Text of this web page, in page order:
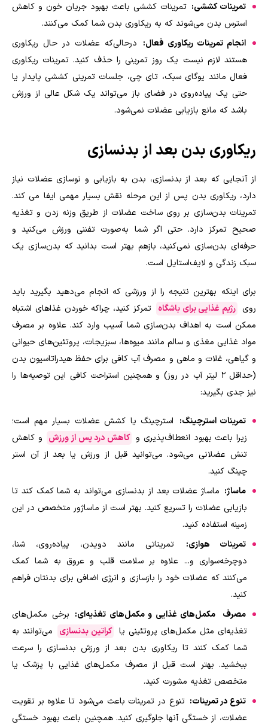
تمرینات کششی: تمرینات کششی باعث بهبود جریان خون و کاهش
استرس بدن می‌شوند که به ریکاوری بدن شما کمک می‌کنند.
انجام تمرینات ریکاوری فعال: درحالی‌که عضلات در حال ریکاوری
هستند لازم نیست یک روز تمرینی را حذف کنید. تمرینات ریکاوری
فعال مانند یوگای سبک، تای چی، جلسات تمرینی کششی پایدار یا
حتی یک پیاده‌روی در فضای باز می‌تواند یک شکل عالی از ورزش
باشد که مانع بازیابی عضلات نمی‌شود.
ریکاوری بدن بعد از بدنسازی
از آنجایی که بعد از بدنسازی، بدن به بازیابی و نوسازی عضلات نیاز
دارد، ریکاوری بدن پس از این مرحله نقش بسیار مهمی ایفا می کند.
تمرینات بدن‌سازی بر روی ساخت عضلات از طریق وزنه زدن و تغذیه
صحیح تمرکز دارد. حتی اگر شما به‌صورت تفننی ورزش می‌کنید و
حرفه‌ای بدن‌سازی نمی‌کنید، بازهم بهتر است بدانید که بدن‌سازی یک
سبک زندگی و لایف‌استایل است.
برای اینکه بهترین نتیجه را از ورزشی که انجام می‌دهید بگیرید باید
روی رژیم غذایی‌ برای باشگاه تمرکز کنید، چراکه خوردن غذاهای اشتباه
ممکن است به اهداف بدن‌سازی شما آسیب وارد کند. علاوه بر مصرف
مواد غذایی مغذی و سالم مانند میوه‌ها، سبزیجات، پروتئین‌های حیوانی
و گیاهی، غلات و ماهی و مصرف آب کافی برای حفظ هیدراتاسیون بدن
(حداقل ۲ لیتر آب در روز) و همچنین استراحت کافی این توصیه‌ها را
نیز جدی بگیرید:
تمرینات استرچینگ: استرچینگ یا کشش عضلات بسیار مهم است؛
زیرا باعث بهبود انعطاف‌پذیری و کاهش درد پس از ورزش و کاهش
تنش عضلانی می‌شود. می‌توانید قبل از ورزش یا بعد از آن استر
چینگ کنید.
ماساژ: ماساژ عضلات بعد از بدنسازی می‌تواند به شما کمک کند تا
بازیابی عضلات را تسریع کنید. بهتر است از ماساژور متخصص در این
زمینه استفاده کنید.
تمرینات هوازی:
تمریناتی مانند دویدن، پیاده‌روی، شنا،
دوچرخه‌سواری و... علاوه بر سلامت قلب و عروق به شما کمک
می‌کنند که عضلات خود را بازسازی و انرژی اضافی برای بدنتان فراهم
کنید.
مصرف
مکمل‌های غذایی و مکمل‌های تغذیه‌ای: برخی مکمل‌های
تغذیه‌ای مثل مکمل‌های پروتئینی یا کراتین بدنسازی
می‌توانند به
شما کمک کنند تا ریکاوری بدن بعد از ورزش بدنسازی را سرعت
ببخشید. بهتر است قبل از مصرف مکمل‌های غذایی با پزشک یا
متخصص تغذیه مشورت کنید.
تنوع در تمرینات: تنوع در تمرینات باعث می‌شود تا علاوه بر تقویت
عضلات، از خستگی آنها جلوگیری کنید. همچنین باعث بهبود خستگی